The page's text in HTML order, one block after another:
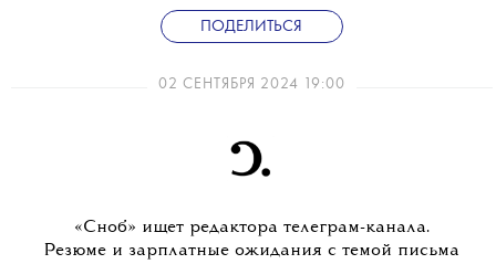
ПОДЕЛИТЬСЯ
02 СЕНТЯБРЯ 2024 19:00
«Сноб» ищет редактора телеграм-канала.
Резюме и зарплатные ожидания с темой письма